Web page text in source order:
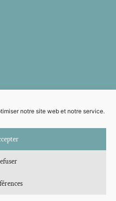
notre site web et notre service.